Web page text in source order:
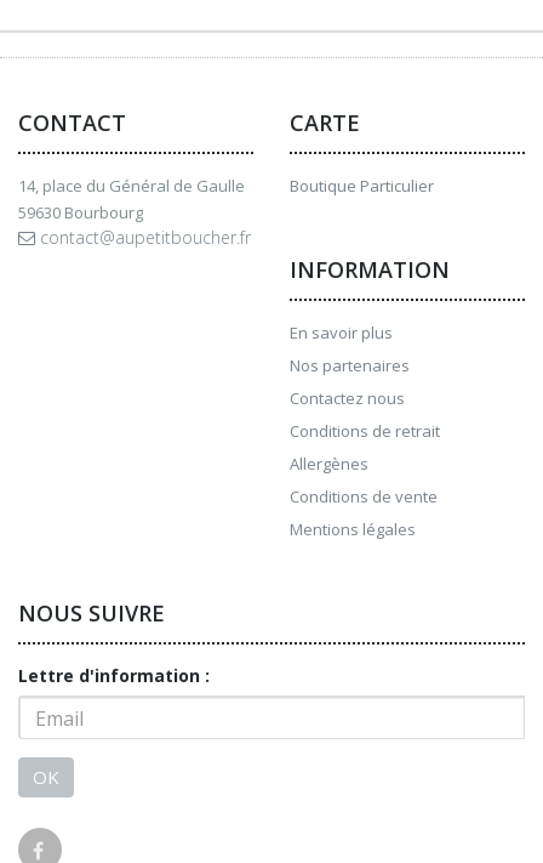
CONTACT
14, place du Général de Gaulle
59630 Bourbourg
contact@aupetitboucher.fr
CARTE
Boutique Particulier
INFORMATION
En savoir plus
Nos partenaires
Contactez nous
Conditions de retrait
Allergènes
Conditions de vente
Mentions légales
NOUS SUIVRE
Lettre d'information :
OK